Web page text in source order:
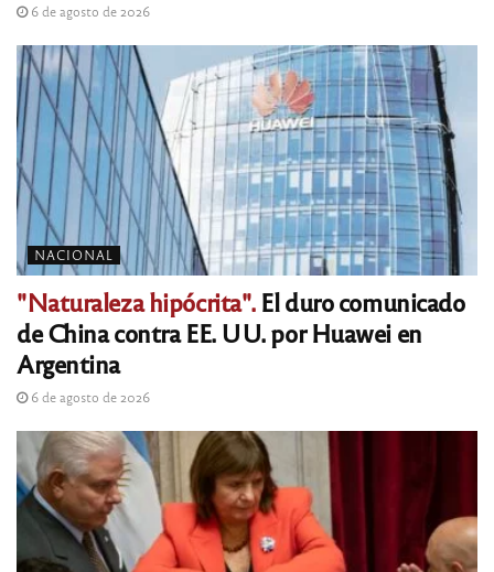
6 de agosto de 2026
NACIONAL
"Naturaleza hipócrita".El duro comunicado
de China contra EE. UU. por Huawei en
Argentina
6 de agosto de 2026